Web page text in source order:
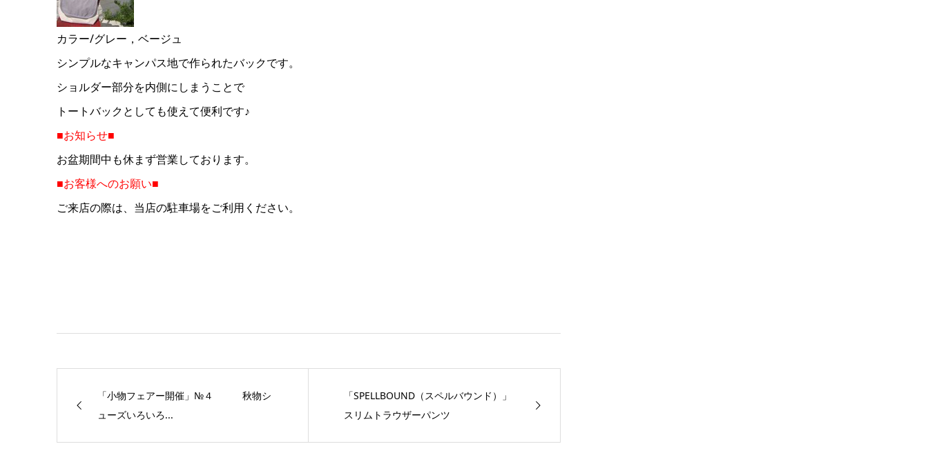
カラー/グレー，ベージュ
シンプルなキャンパス地で作られたバックです。
ショルダー部分を内側にしまうことで
トートバックとしても使えて便利です♪
■お知らせ■
お盆期間中も休まず営業しております。
■お客様へのお願い■
ご来店の際は、当店の駐車場をご利用ください。
「小物フェアー開催」№４ 秋物シ
ューズいろいろ...
「SPELLBOUND（スペルバウンド）」
スリムトラウザーパンツ